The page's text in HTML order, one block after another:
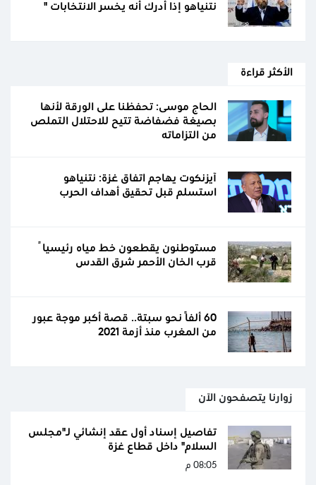
نتنياهو إذا أدرك أنه يخسر الانتخابات "
الأكثر قراءة
الحاج موسى: تحفظنا على الورقة لأنها
بصيغة فضفاضة تتيح للاحتلال التملص
من التزاماته
آيزنكوت يهاجم اتفاق غزة: نتنياهو
استسلم قبل تحقيق أهداف الحرب
مستوطنون يقطعون خط مياه رئيسياً
قرب الخان الأحمر شرق القدس
60 ألفًا نحو سبتة.. قصة أكبر موجة عبور
من المغرب منذ أزمة 2021
زوارنا يتصفحون الآن
تفاصيل إسناد أول عقد إنشائي لـ"مجلس
السلام" داخل قطاع غزة
08:05 م